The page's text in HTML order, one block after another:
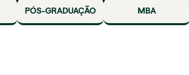
PÓS-GRADUAÇÃO MBA